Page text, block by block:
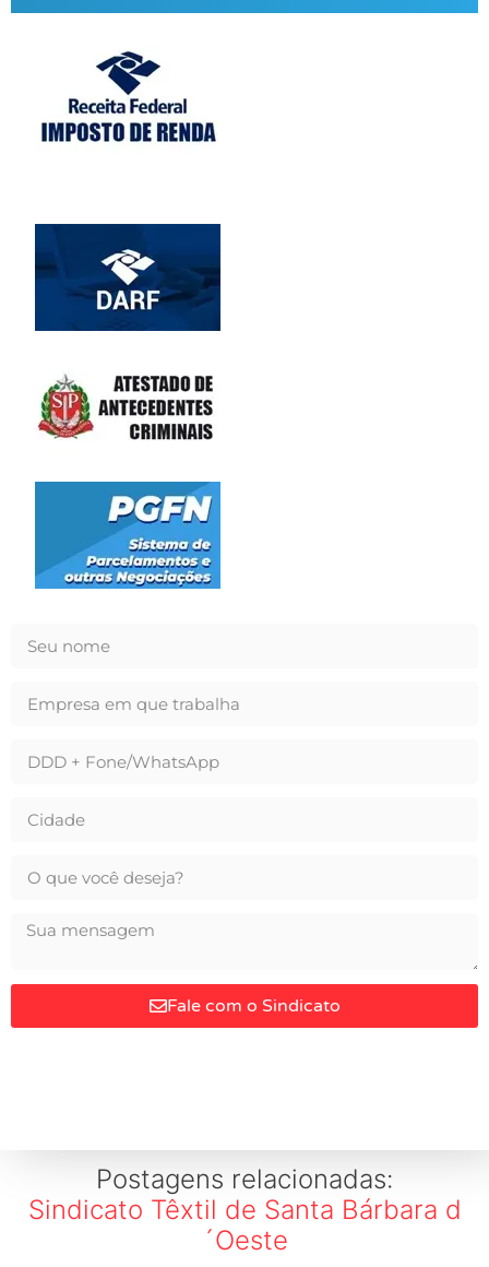
Fale com o Sindicato
Postagens relacionadas:
Sindicato Têxtil de Santa Bárbara d
´Oeste